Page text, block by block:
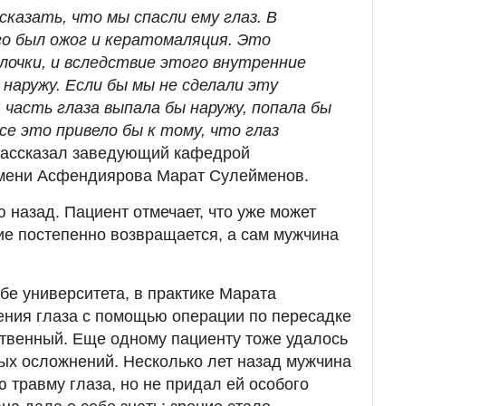
что мы спасли ему глаз. В
был ожог и кератомаляция. Это
и вследствие этого внутренние
Если бы мы не сделали эту
глаза выпала бы наружу, попала бы
это привело бы к тому, что глаз
заведующий кафедрой
Асфендиярова Марат Сулейменов.
Пациент отмечает, что уже может
постепенно возвращается, а сам мужчина
университета, в практике Марата
глаза с помощью операции по пересадке
Еще одному пациенту тоже удалось
осложнений. Несколько лет назад мужчина
травму глаза, но не придал ей особого